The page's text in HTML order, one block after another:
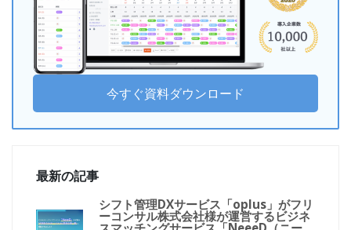
今すぐ資料ダウンロード
最新の記事
シフト管理DXサービス「oplus」がフリ
ーコンサル株式会社様が運営するビジネ